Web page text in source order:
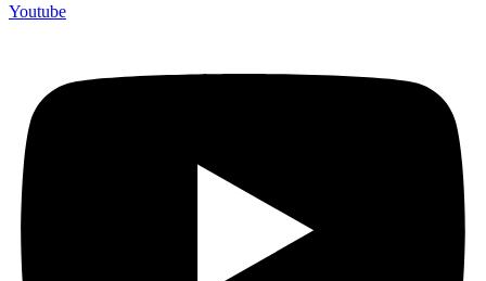
Youtube